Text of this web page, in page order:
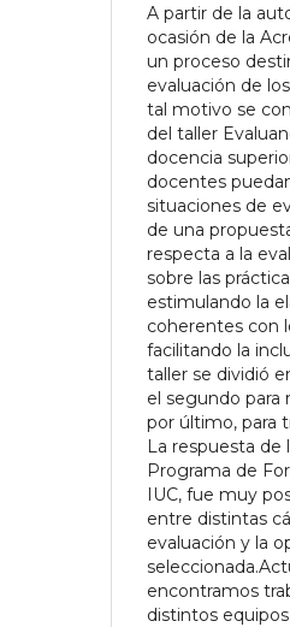
A partir de la
ocasión de la
un proceso
evaluación de
tal motivo se
del taller
docencia
docentes
situaciones de
de una
respecta a la
sobre las
estimulando la
coherentes con
facilitando la
taller se dividió
el segundo para
por último, para
La respuesta de
Programa de
IUC, fue muy
entre distintas
evaluación y la
encontramos
distintos